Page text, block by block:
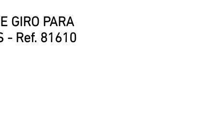
GIRO PARA
- Ref. 81610